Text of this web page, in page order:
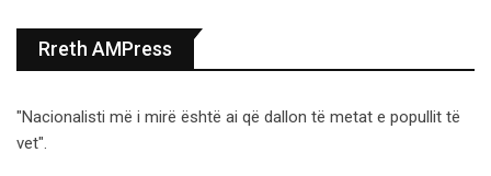
Rreth AMPress
"Nacionalisti më i mirë është ai që dallon të metat e popullit të
vet".